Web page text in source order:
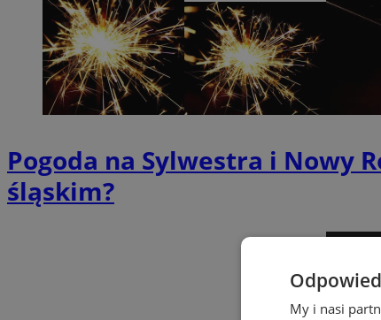
Pogoda na Sylwestra i Nowy
śląskim?
My i nasi